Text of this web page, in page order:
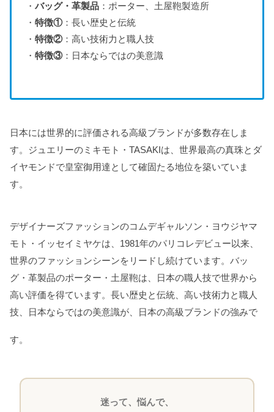
・ バッグ・革製品：ポーター、土屋鞄製造所
・ 特徴①：長い歴史と伝統
・ 特徴②：高い技術力と職人技
・ 特徴③：日本ならではの美意識
日本には世界的に評価される高級ブランドが多数存在しま
す。ジュエリーのミキモト・TASAKIは、世界最高の真珠とダ
イヤモンドで皇室御用達として確固たる地位を築いていま
す。
デザイナーズファッションのコムデギャルソン・ヨウジヤマ
モト・イッセイミヤケは、1981年のパリコレデビュー以来、
世界のファッションシーンをリードし続けています。バッ
グ・革製品のポーター・土屋鞄は、日本の職人技で世界から
高い評価を得ています。長い歴史と伝統、高い技術力と職人
技、日本ならではの美意識が、日本の高級ブランドの強みで
す。
迷って、悩んで、